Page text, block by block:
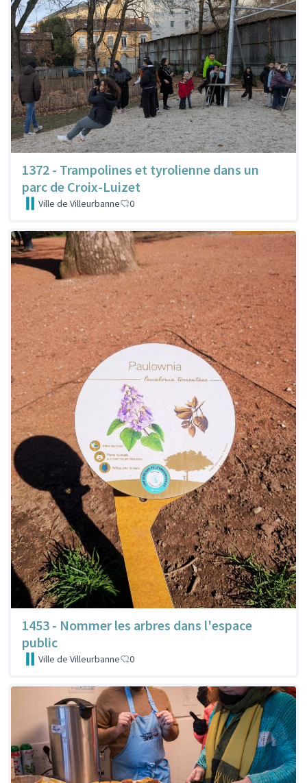
1372 - Trampolines et tyrolienne dans un
parc de Croix-Luizet
Ville de Villeurbanne 0
1453 - Nommer les arbres dans l'espace
public
Ville de Villeurbanne 0